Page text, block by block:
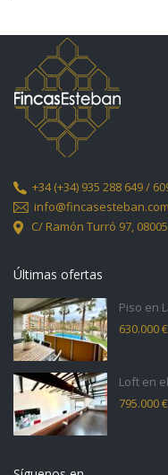
+34(+34) 935 288 649 /
info@fincasesteban.com
C/ Ramón Turró 97,
Últimas ofertas
Piso en
630.000 €
Loft en
795.000 €